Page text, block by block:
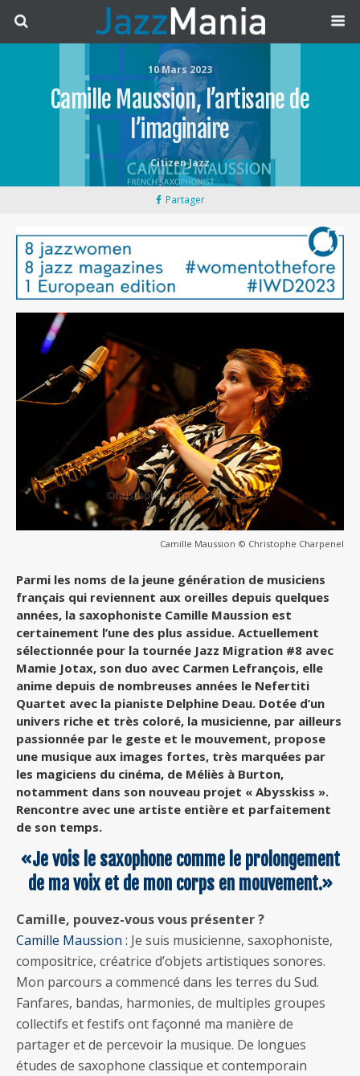
10 Mars 2023
Camille Maussion, l’artisane de
l’imaginaire
Citizen Jazz
Partager
Camille Maussion © Christophe Charpenel
Parmi les noms de la jeune génération de musiciens
français qui reviennent aux oreilles depuis quelques
années, la saxophoniste Camille Maussion est
certainement l’une des plus assidue. Actuellement
sélectionnée pour la tournée Jazz Migration #8 avec
Mamie Jotax, son duo avec Carmen Lefrançois, elle
anime depuis de nombreuses années le Nefertiti
Quartet avec la pianiste Delphine Deau. Dotée d’un
univers riche et très coloré, la musicienne, par ailleurs
passionnée par le geste et le mouvement, propose
une musique aux images fortes, très marquées par
les magiciens du cinéma, de Méliès à Burton,
notamment dans son nouveau projet « Abysskiss ».
Rencontre avec une artiste entière et parfaitement
de son temps.
«Je vois le saxophone comme le prolongement
de ma voix et de mon corps en mouvement.»
Camille, pouvez-vous vous présenter ?
Camille Maussion : Je suis musicienne, saxophoniste,
compositrice, créatrice d’objets artistiques sonores.
Mon parcours a commencé dans les terres du Sud.
Fanfares, bandas, harmonies, de multiples groupes
collectifs et festifs ont façonné ma manière de
partager et de percevoir la musique. De longues
études de saxophone classique et contemporain